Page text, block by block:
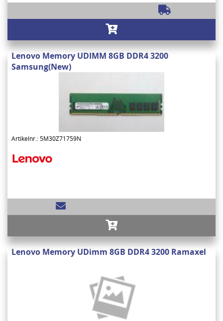
Lenovo Memory UDIMM 8GB DDR4 3200
Samsung(New)
Artikelnr.: 5M30Z71759N
Lenovo Memory UDimm 8GB DDR4 3200 Ramaxel